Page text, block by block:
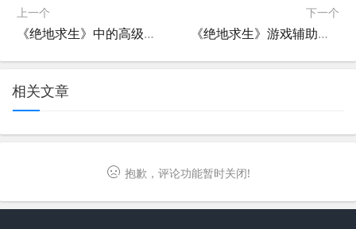
上一个
《绝地求生》中的高级战术策略解析-深度探讨《绝地求生》中的隐藏游戏技巧
下一个
《绝地求生》游戏辅助工具推荐-提升游戏体验必备神器
相关文章
抱歉，评论功能暂时关闭!